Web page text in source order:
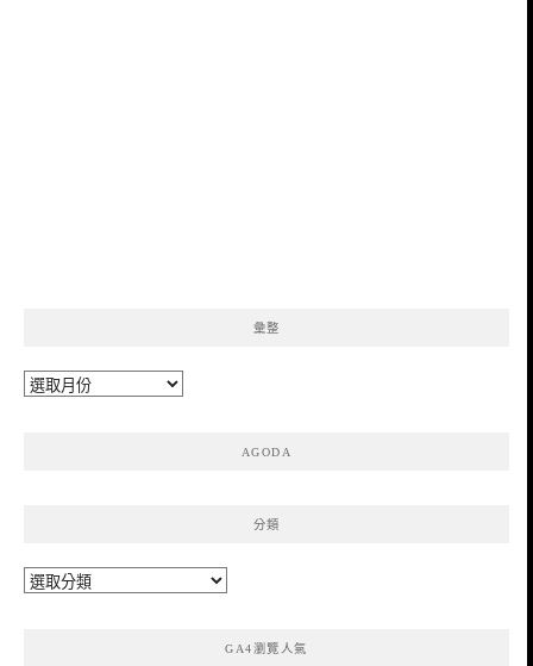
彙整
彙
AGODA
分類
分
GA4瀏覽人氣